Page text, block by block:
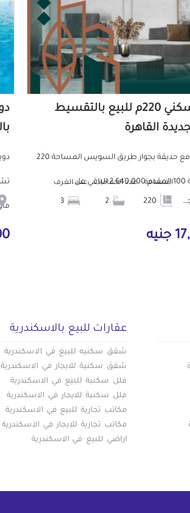
دوبلكس سكني 220م للبيع بالتقسيط
القاهرة
للبيع دوبلكس مع حديقة بجوار طريق السويس المساحة 220
المساحة عدد الحمامات عدد الغرف
عقارات للبيع بالاسكندرية
شقق سكنيه للبيع في الاسكندرية
شقق سكنية للايجار في الاسكندرية
فلل سكنية للبيع في الاسكندرية
فلل سكنية للايجار في الاسكندرية
مكاتب تجارية للبيع في الاسكندرية
مكاتب تجارية للايجار في الاسكندرية
اراضي للبيع في الاسكندرية